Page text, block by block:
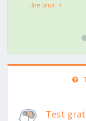
...lire plus
Test